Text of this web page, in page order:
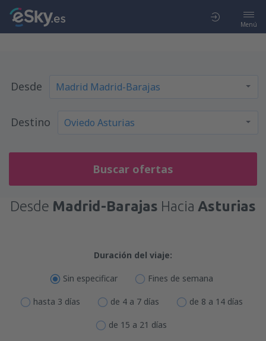
Menú
Desde
Destino
Buscar ofertas
Desde Madrid-Barajas Hacia Asturias
Duración del viaje:
Sin especificar Fines de semana
hasta 3 días de 4 a 7 días de 8 a 14 días
de 15 a 21 días